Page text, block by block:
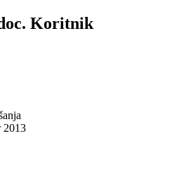
Koritnik
2013